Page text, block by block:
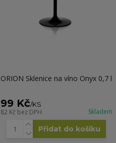
ORION Sklenice na víno Onyx 0,7 l
99 Kč/KS
82 Kč bez DPH Skladem
Přidat do košíku